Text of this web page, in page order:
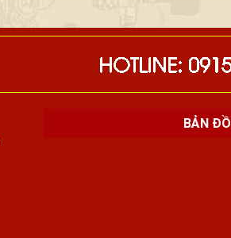
BẢN ĐỒ